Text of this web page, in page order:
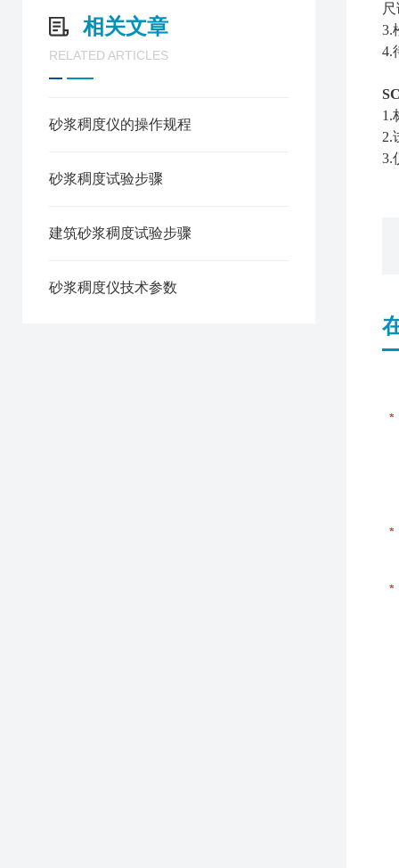
相关文章
RELATED ARTICLES
砂浆稠度仪的操作规程
砂浆稠度试验步骤
建筑砂浆稠度试验步骤
砂浆稠度仪技术参数
3.
4.
1.
2.